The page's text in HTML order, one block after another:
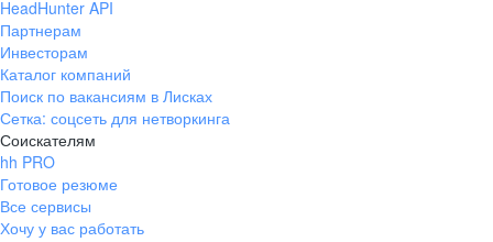
HeadHunter API
Партнерам
Инвесторам
Каталог компаний
Поиск по вакансиям в Лисках
Сетка: соцсеть для нетворкинга
Соискателям
hh PRO
Готовое резюме
Все сервисы
Хочу у вас работать